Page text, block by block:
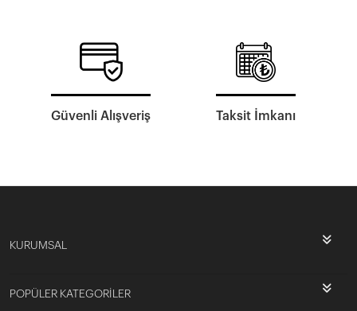
Güvenli Alışveriş Taksit İmkanı
KURUMSAL
POPÜLER KATEGORİLER